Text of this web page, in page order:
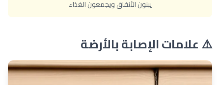
يبنون الأنفاق ويجمعون الغذاء
⚠️ علامات الإصابة بالأرضة